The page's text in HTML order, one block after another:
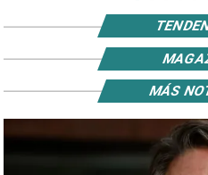
MÁS